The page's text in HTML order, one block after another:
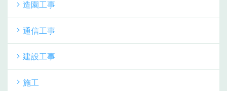
造園工事
通信工事
建設工事
施工